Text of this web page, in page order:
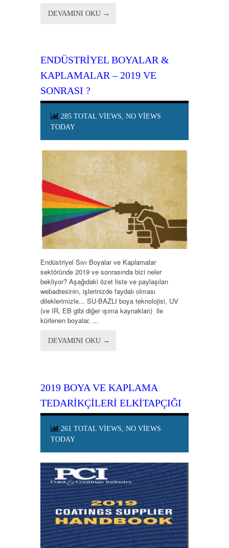
DEVAMINI OKU →
ENDÜSTRİYEL BOYALAR &
KAPLAMALAR – 2019 VE
SONRASI ?
285 TOTAL VIEWS, NO VIEWS
TODAY
Endüstriyel Sıvı Boyalar ve Kaplamalar
sektöründe 2019 ve sonrasında bizi neler
bekliyor? Aşağıdaki özet liste ve paylaşılan
webadresinin, işlerinizde faydalı olması
dileklerimizle... SU-BAZLI boya teknolojisi, UV
(ve IR, EB gibi diğer ışıma kaynakları) ile
kürlenen boyalar, ...
DEVAMINI OKU →
2019 BOYA VE KAPLAMA
TEDARİKÇİLERİ ELKİTAPÇIĞI
261 TOTAL VIEWS, NO VIEWS
TODAY